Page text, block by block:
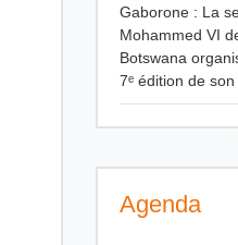
Gaborone : La
Mohammed VI
Botswana
7ᵉ édition de
Agenda